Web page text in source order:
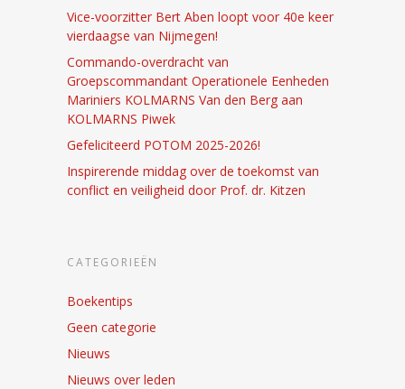
Vice-voorzitter Bert Aben loopt voor 40e keer
vierdaagse van Nijmegen!
Commando-overdracht van
Groepscommandant Operationele Eenheden
Mariniers KOLMARNS Van den Berg aan
KOLMARNS Piwek
Gefeliciteerd POTOM 2025-2026!
Inspirerende middag over de toekomst van
conflict en veiligheid door Prof. dr. Kitzen
CATEGORIEËN
Boekentips
Geen categorie
Nieuws
Nieuws over leden